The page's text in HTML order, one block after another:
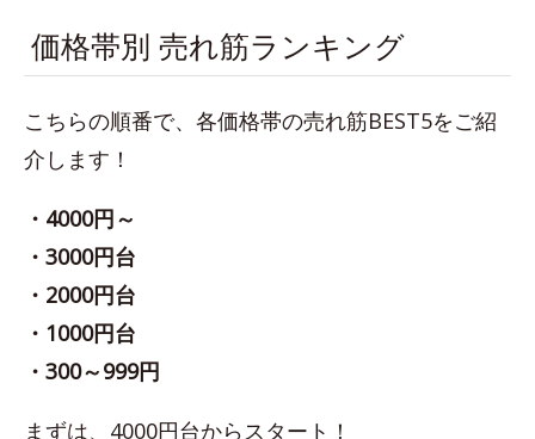
価格帯別 売れ筋ランキング
こちらの順番で、各価格帯の売れ筋BEST5をご紹
介します！
・4000円～
・3000円台
・2000円台
・1000円台
・300～999円
まずは、4000円台からスタート！